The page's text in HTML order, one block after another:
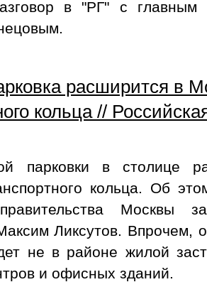
в "РГ" с главным
расширится в
кольца //
парковки в столице
кольца. Об
Москвы
Ликсутов. Впрочем,
не в районе жилой
и офисных зданий.